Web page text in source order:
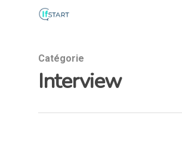
Hit enter to search or ESC to close
Catégorie
Interview